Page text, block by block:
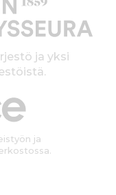
ja yksi
ja